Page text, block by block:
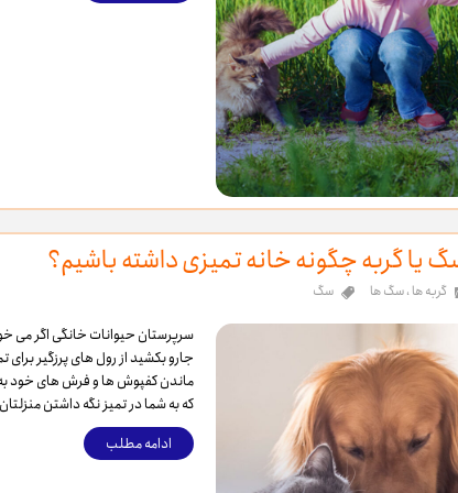
یا گربه چگونه خانه تمیزی داشته باشیم؟
گربه ها،سگ ها سگ
سرپرستان حیوانات خانگی اگر می
جارو بکشید از رول های پرزگیر برای
ماندن کفپوش ها و فرش های خود به
که به شما در تمیز نگه داشتن
ادامه مطلب